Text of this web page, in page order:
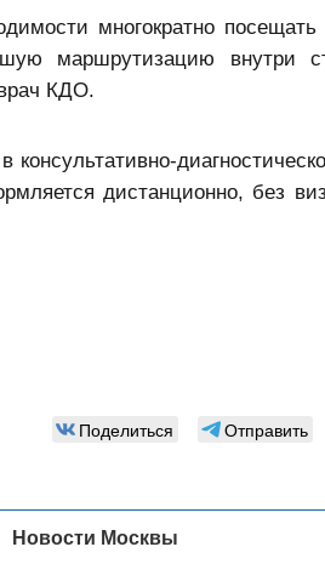
многократно
маршрутизацию внутри
КДО.
консультативно-
дистанционно, без
Поделиться Отправить
Новости Москвы